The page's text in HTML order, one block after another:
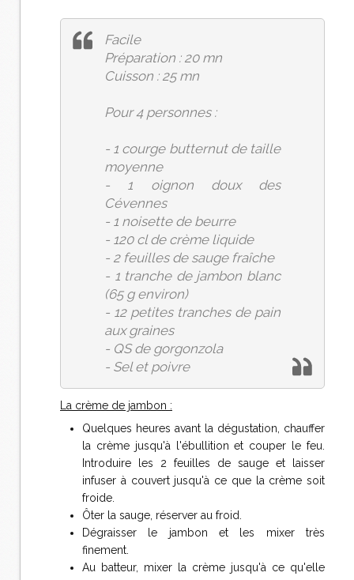
Facile
Préparation : 20 mn
Cuisson : 25 mn
Pour 4 personnes :
- 1 courge butternut de taille
moyenne
- 1 oignon doux des
Cévennes
- 1 noisette de beurre
- 120 cl de crème liquide
- 2 feuilles de sauge fraîche
- 1 tranche de jambon blanc
(65 g environ)
- 12 petites tranches de pain
aux graines
- QS de gorgonzola
- Sel et poivre
La crème de jambon :
Quelques heures avant la dégustation, chauffer
la crème jusqu'à l'ébullition et couper le feu.
Introduire les 2 feuilles de sauge et laisser
infuser à couvert jusqu'à ce que la crème soit
froide.
Ôter la sauge, réserver au froid.
Dégraisser le jambon et les mixer très
finement.
Au batteur, mixer la crème jusqu'à ce qu'elle